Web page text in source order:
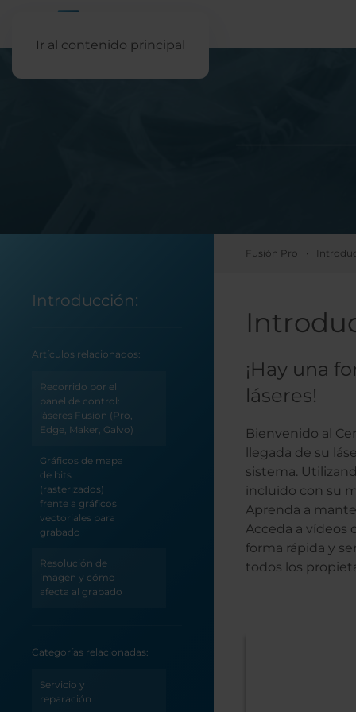
Ir al contenido principal
Introducción:
Artículos relacionados:
Recorrido por el
panel de control:
láseres Fusion (Pro,
Edge, Maker, Galvo)
Gráficos de mapa
de bits
(rasterizados)
frente a gráficos
vectoriales para
grabado
Resolución de
imagen y cómo
afecta al grabado
permanente en su
Envío de su primer
Categorías relacionadas:
Servicio y
reparación
Fusión Pro
¡Hay una
láseres!
Bienvenido al
llegada de su
sistema.
incluido con su
Aprenda a
Acceda a
forma rápida y
todos los